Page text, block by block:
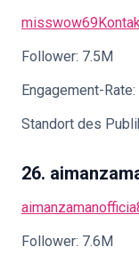
misswow69
Follower: 7.5M
Engagement-Rate:
Standort des
26.
Follower: 7.6M